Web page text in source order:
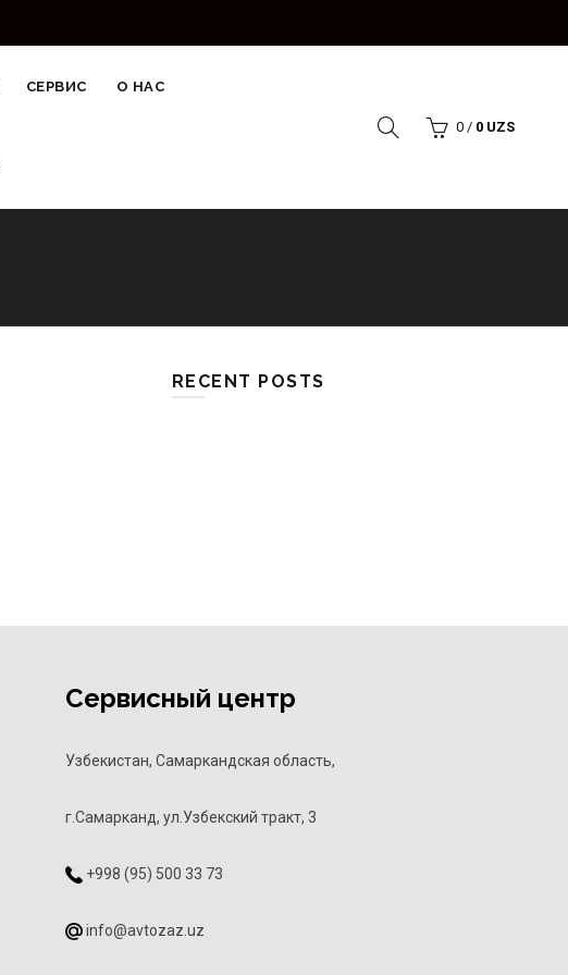
СЕРВИС О НАС
0 / 0 UZS
RECENT POSTS
Сервисный центр
Узбекистан, Самаркандская область,
г.Самарканд, ул.Узбекский тракт, 3
+998 (95) 500 33 73
info@avtozaz.uz